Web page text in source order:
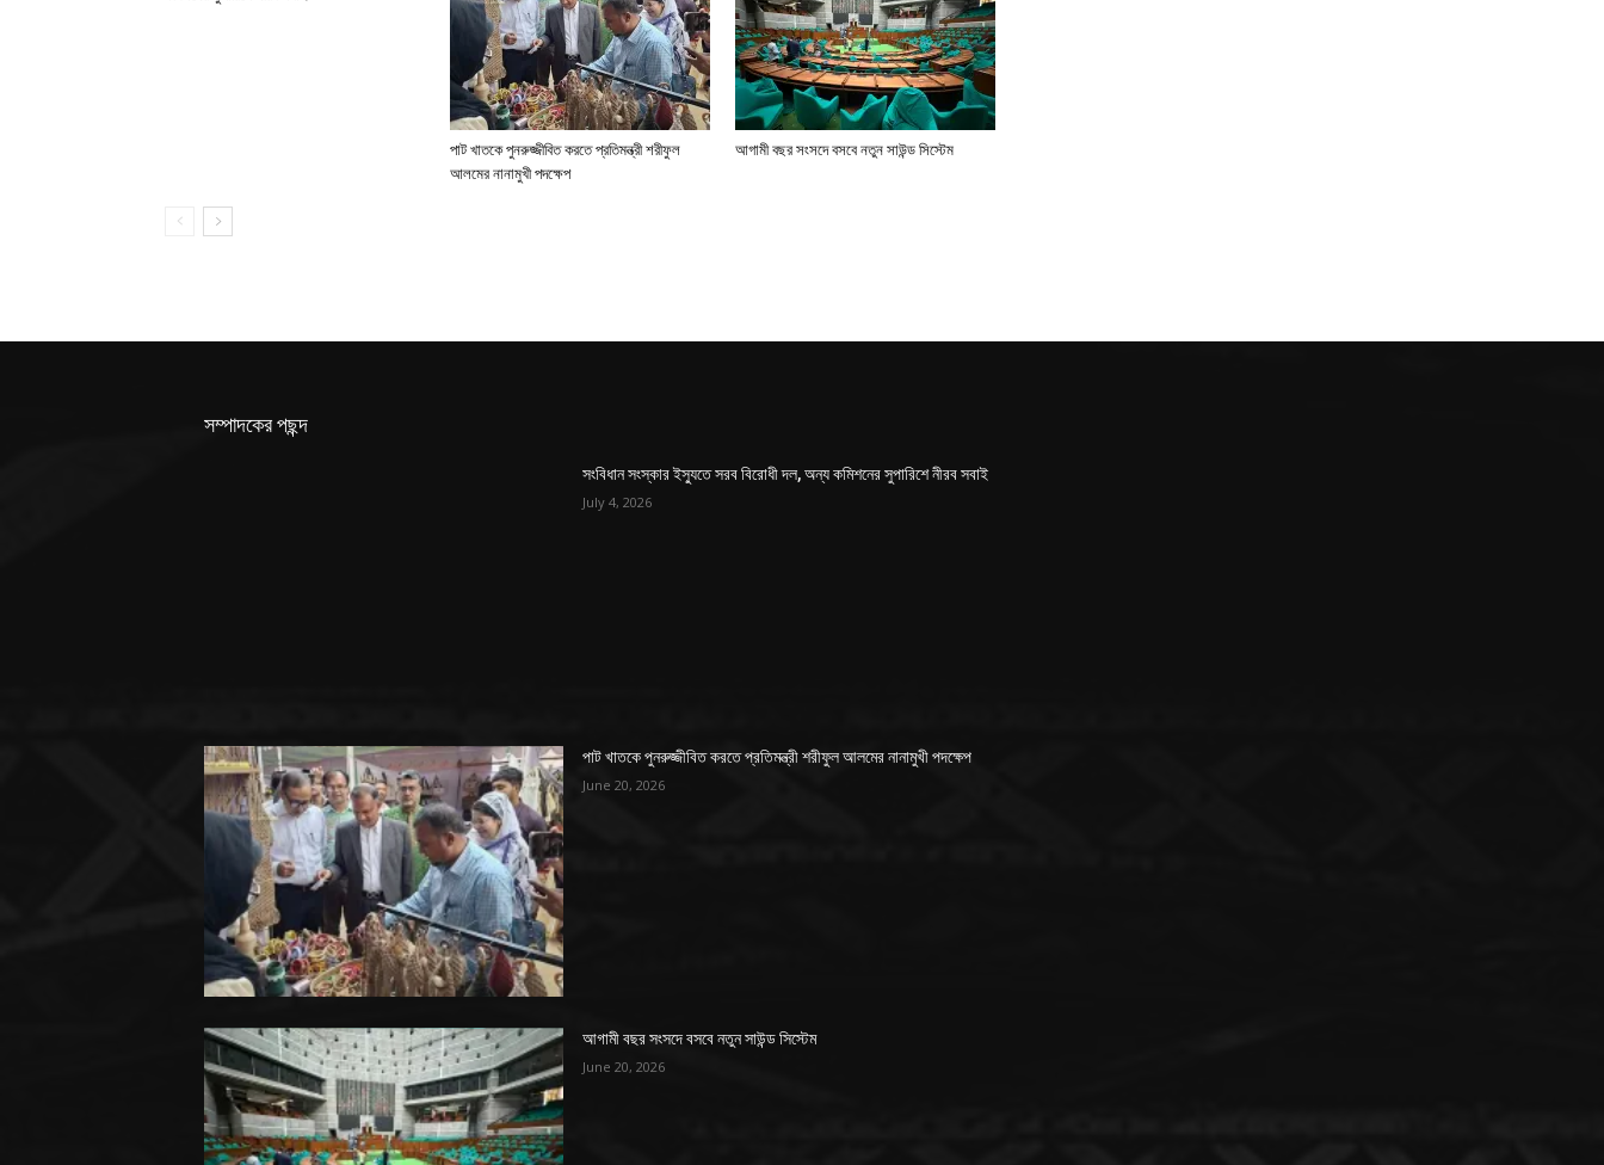
পাট খাতকে পুনরুজ্জীবিত করতে প্রতিমন্ত্রী শরীফুল
আলমের নানামুখী পদক্ষেপ
আগামী বছর সংসদে বসবে নতুন সাউন্ড সিস্টেম
সম্পাদকের পছন্দ
সংবিধান সংস্কার ইস্যুতে সরব বিরোধী দল, অন্য কমিশনের সুপারিশে নীরব সবাই
July 4, 2026
পাট খাতকে পুনরুজ্জীবিত করতে প্রতিমন্ত্রী শরীফুল আলমের নানামুখী পদক্ষেপ
June 20, 2026
আগামী বছর সংসদে বসবে নতুন সাউন্ড সিস্টেম
June 20, 2026